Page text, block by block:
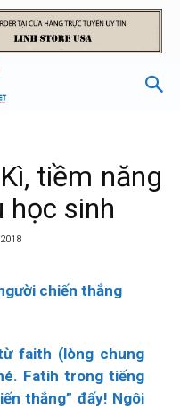
tiềm năng
học sinh
chiến thắng
faith (lòng chung
Fatih trong tiếng
thắng” đấy! Ngôi